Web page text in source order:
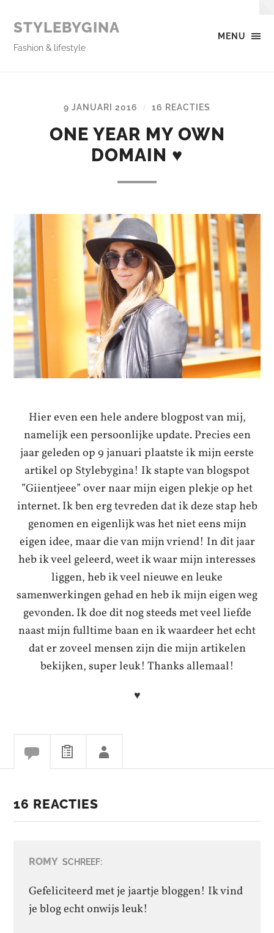
MENU
STYLEBYGINA
Fashion & lifestyle
9 JANUARI 2016 / 16 REACTIES
ONE YEAR MY OWN
DOMAIN ♥
Hier even een hele andere blogpost van mij,
namelijk een persoonlijke update. Precies een
jaar geleden op 9 januari plaatste ik mijn eerste
artikel op Stylebygina! Ik stapte van blogspot
”Giientjeee” over naar mijn eigen plekje op het
internet. Ik ben erg tevreden dat ik deze stap heb
genomen en eigenlijk was het niet eens mijn
eigen idee, maar die van mijn vriend! In dit jaar
heb ik veel geleerd, weet ik waar mijn interesses
liggen, heb ik veel nieuwe en leuke
samenwerkingen gehad en heb ik mijn eigen weg
gevonden. Ik doe dit nog steeds met veel liefde
naast mijn fulltime baan en ik waardeer het echt
dat er zoveel mensen zijn die mijn artikelen
bekijken, super leuk! Thanks allemaal!
♥
16 REACTIES
ROMY SCHREEF:
Gefeliciteerd met je jaartje bloggen! Ik vind
je blog echt onwijs leuk!